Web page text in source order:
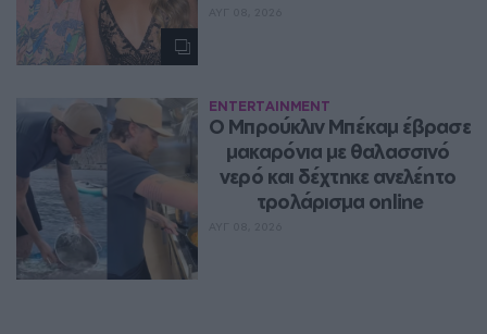
ENTERTAINMENT
Ο Μπρούκλιν Μπέκαμ έβρασε
μακαρόνια με θαλασσινό
νερό και δέχτηκε ανελέητο
τρολάρισμα online